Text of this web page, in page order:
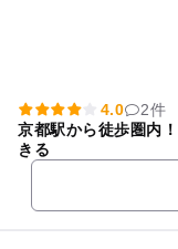
4.0
2件
京都駅から徒歩圏内
きる